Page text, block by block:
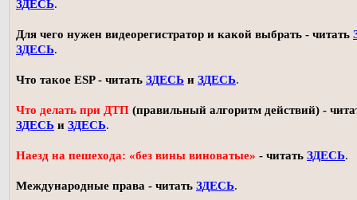
ЗДЕСЬ.
Для чего нужен видеорегистратор и какой выбрать - читать
ЗДЕСЬ.
Что такое ESP - читать ЗДЕСЬ и ЗДЕСЬ.
Что делать при ДТП (правильный алгоритм действий) -
ЗДЕСЬ и ЗДЕСЬ.
Наезд на пешехода: «без вины виноватые» - читать ЗДЕСЬ.
Международные права - читать ЗДЕСЬ.